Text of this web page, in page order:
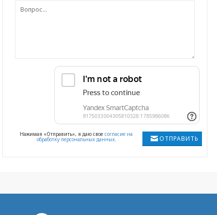
ОТПРАВИТЬ
Нажимая «Отправить», я даю свое согласие на
обработку персональных данных.